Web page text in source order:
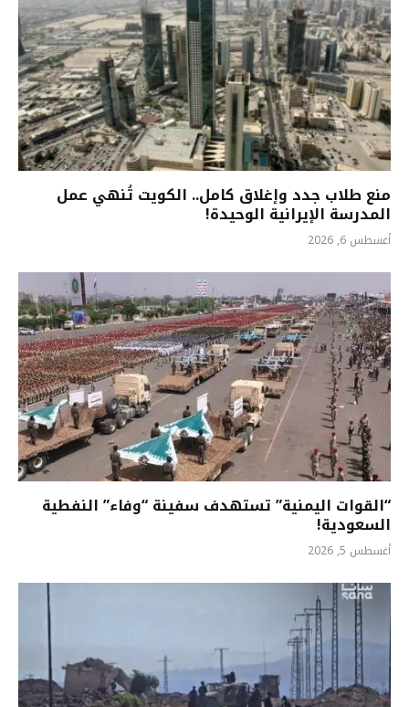
منع طلاب جدد وإغلاق كامل.. الكويت تُنهي عمل
المدرسة الإيرانية الوحيدة!
أغسطس 6, 2026
“القوات اليمنية” تستهدف سفينة “وفاء” النفطية
السعودية!
أغسطس 5, 2026